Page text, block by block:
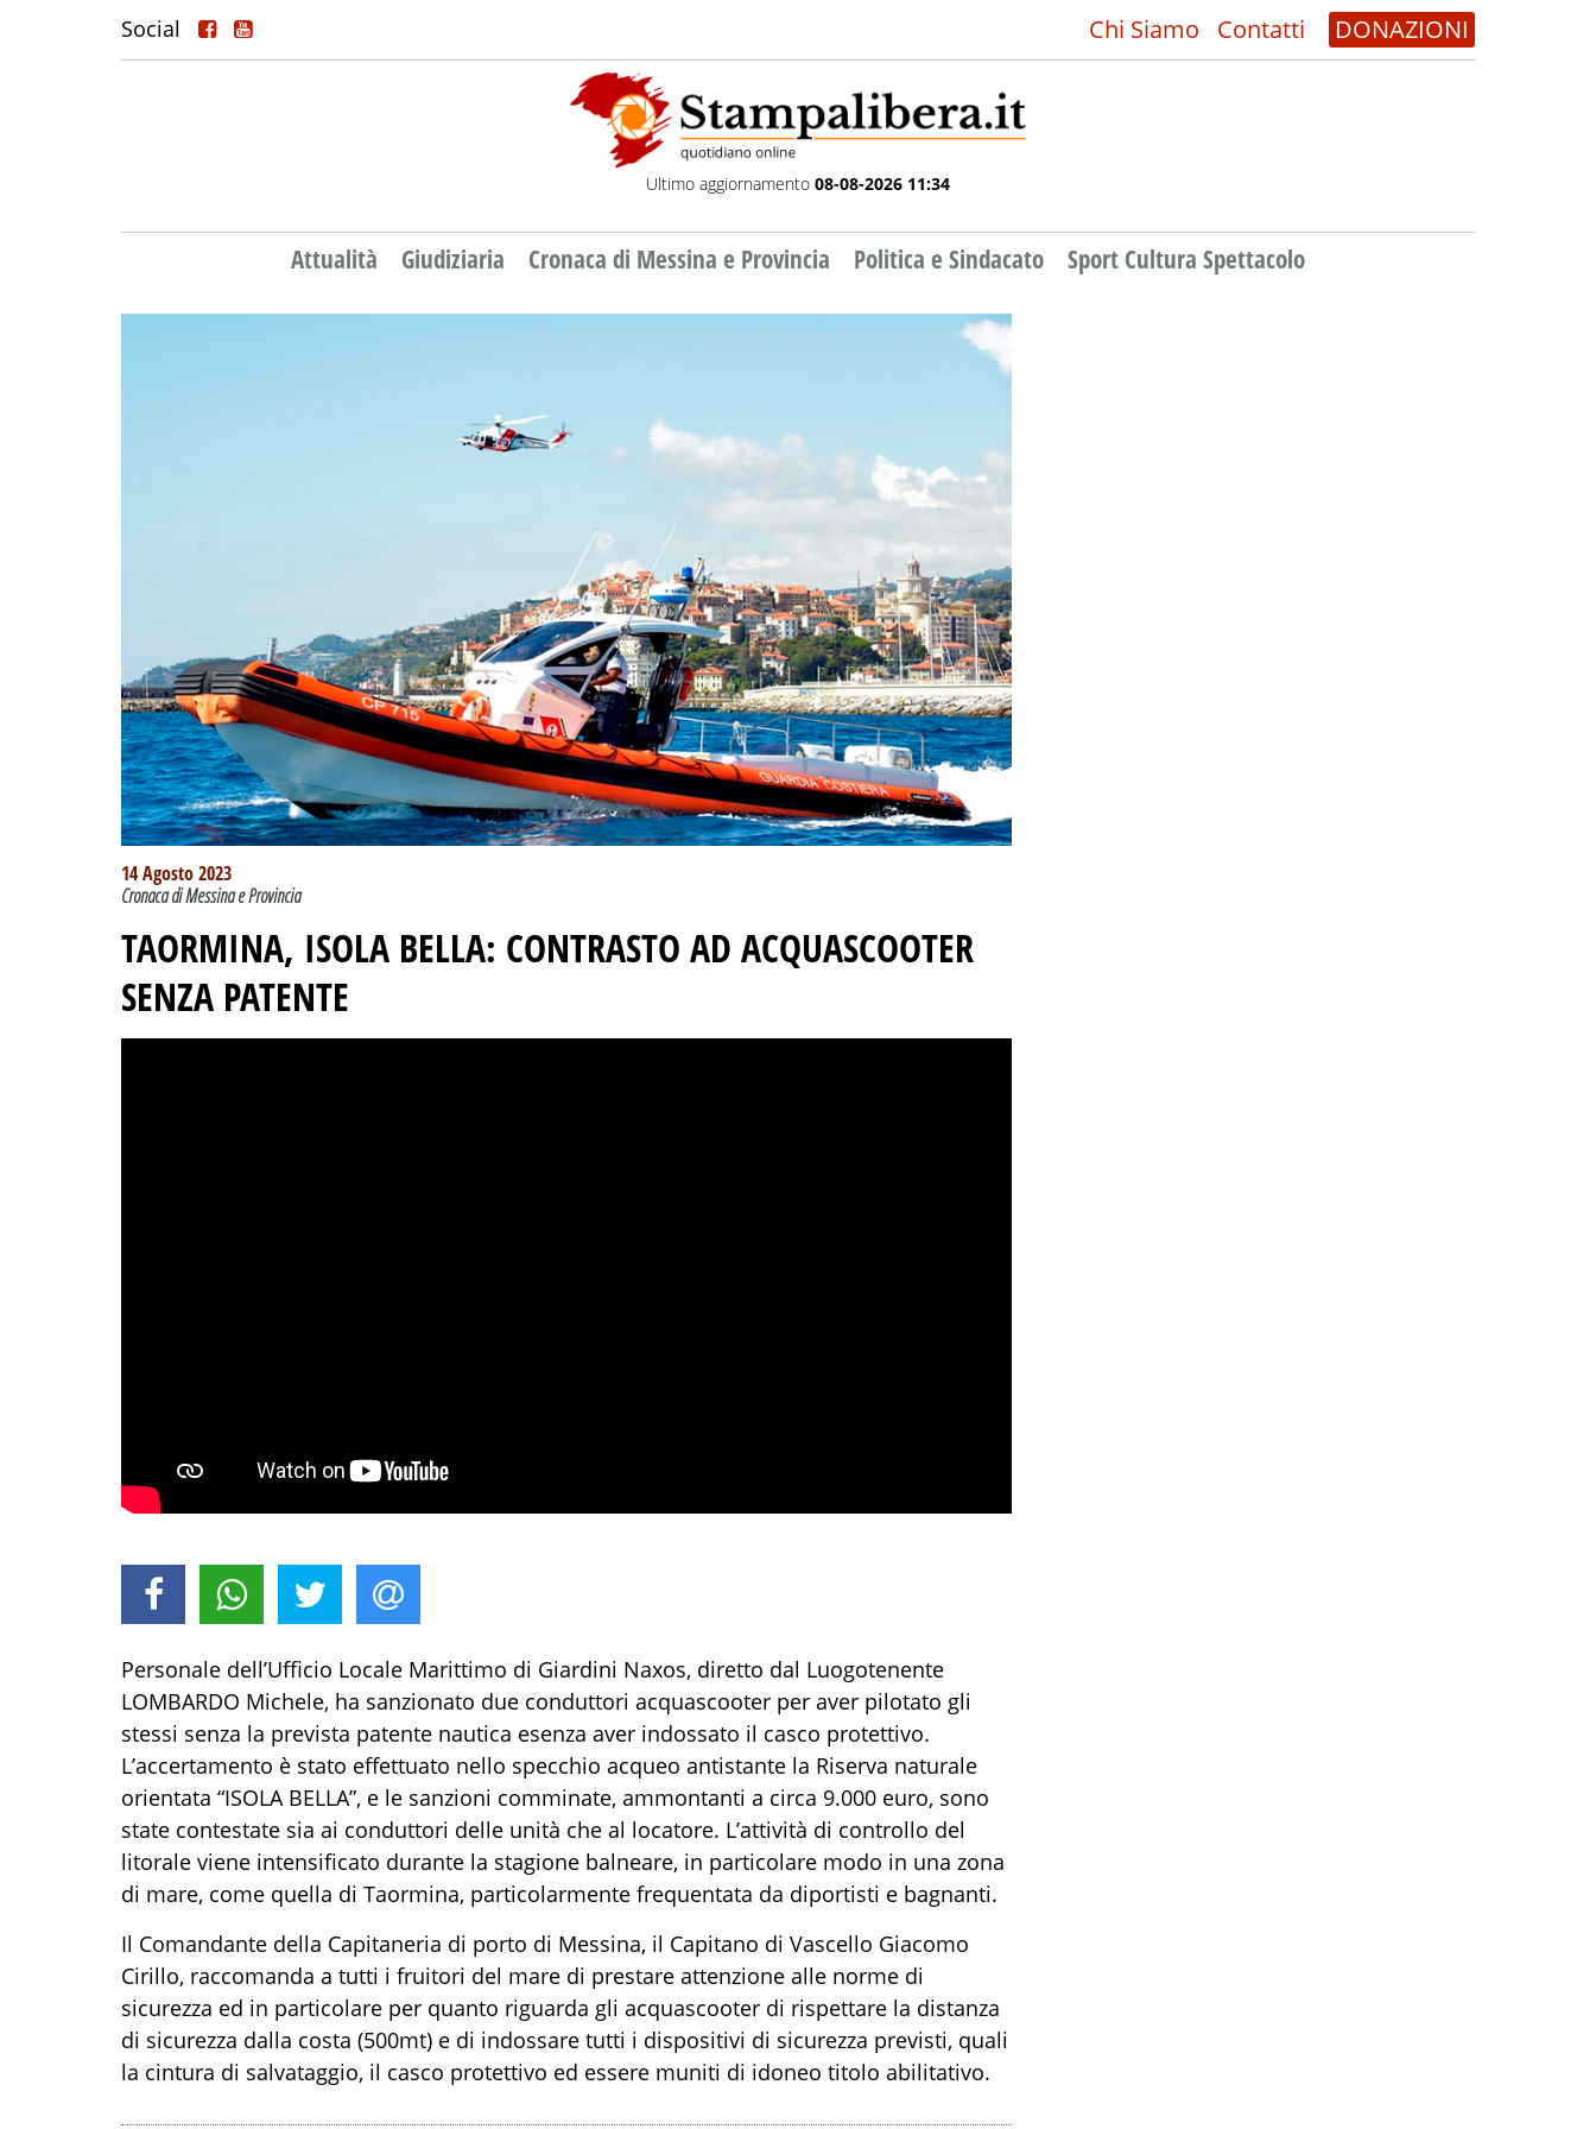
Social Chi Siamo Contatti DONAZIONI
Ultimo aggiornamento 08-08-2026 11:34
Attualità Giudiziaria Cronaca di Messina e Provincia Politica e Sindacato Sport Cultura Spettacolo
14 Agosto 2023
Cronaca di Messina e Provincia
TAORMINA, ISOLA BELLA: CONTRASTO AD ACQUASCOOTER
SENZA PATENTE
Personale dell’Ufficio Locale Marittimo di Giardini Naxos, diretto dal Luogotenente
LOMBARDO Michele, ha sanzionato due conduttori acquascooter per aver pilotato gli
stessi senza la prevista patente nautica esenza aver indossato il casco protettivo.
L’accertamento è stato effettuato nello specchio acqueo antistante la Riserva naturale
orientata “ISOLA BELLA”, e le sanzioni comminate, ammontanti a circa 9.000 euro, sono
state contestate sia ai conduttori delle unità che al locatore. L’attività di controllo del
litorale viene intensificato durante la stagione balneare, in particolare modo in una zona
di mare, come quella di Taormina, particolarmente frequentata da diportisti e bagnanti.
Il Comandante della Capitaneria di porto di Messina, il Capitano di Vascello Giacomo
Cirillo, raccomanda a tutti i fruitori del mare di prestare attenzione alle norme di
sicurezza ed in particolare per quanto riguarda gli acquascooter di rispettare la distanza
di sicurezza dalla costa (500mt) e di indossare tutti i dispositivi di sicurezza previsti, quali
la cintura di salvataggio, il casco protettivo ed essere muniti di idoneo titolo abilitativo.